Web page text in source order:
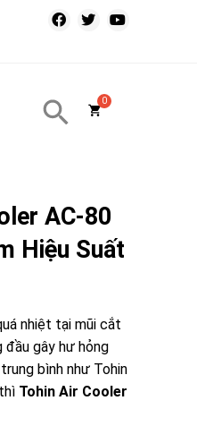
AC-80
Hiệu Suất
nhiệt tại mũi cắt
đầu gây hư hỏng
bình như Tohin
Tohin Air Cooler